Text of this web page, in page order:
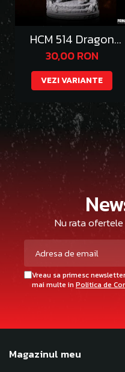
HCM 514 Dragon
Emperor Thazgeth
30,00 RON
VEZI VARIANTE
Nu rata
Vreau sa primesc
mai multe in Politica de
Magazinul meu